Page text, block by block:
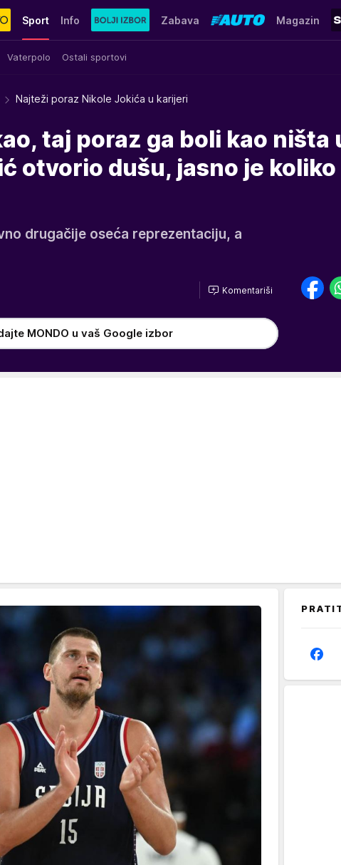
Sport
Vaterpolo Ostali sportovi
Info Zabava Magazin
Najteži poraz Nikole Jokića u karijeri
taj poraz ga boli kao ništa
otvorio dušu, jasno je koliko
drugačije oseća reprezentaciju, a
Komentariši
MONDO u vaš Google izbor